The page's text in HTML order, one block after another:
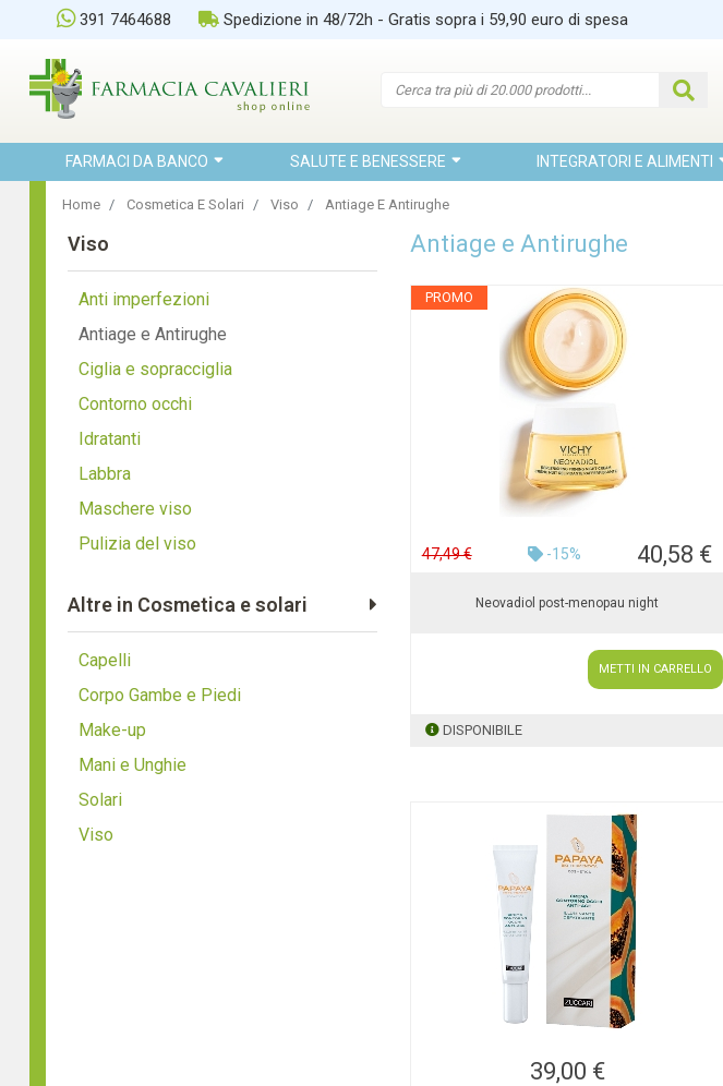
391 7464688 Spedizione in 48/72h - Gratis sopra i 59,90 euro di spesa
FARMACI DA BANCO SALUTE E BENESSERE INTEGRATORI E ALIMENTI
Home Cosmetica E Solari Viso Antiage E Antirughe
Viso
Anti imperfezioni
Antiage e Antirughe
Ciglia e sopracciglia
Contorno occhi
Idratanti
Labbra
Maschere viso
Pulizia del viso
Altre in Cosmetica e solari
Capelli
Corpo Gambe e Piedi
Make-up
Mani e Unghie
Solari
Viso
Antiage e Antirughe
PROMO
47,49 € -15% 40,58 €
Neovadiol post-menopau night
METTI IN CARRELLO
DISPONIBILE
39,00 €